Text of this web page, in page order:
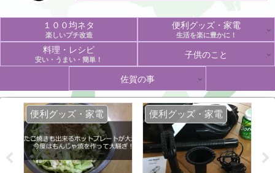
１００均ネタ
楽しいプチ改造
便利グッズ・家電
生活を楽に豊かに！
料理・レシピ
安い・うまい・簡単！ 子供のこと
佐賀の事
便利グッズ・家電 便利グッズ・家電